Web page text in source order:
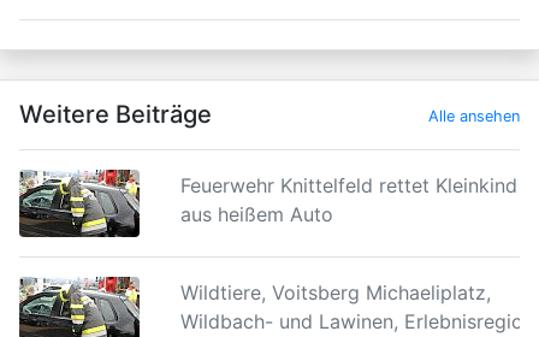
Weitere Beiträge Alle ansehen
Feuerwehr Knittelfeld rettet Kleinkind
aus heißem Auto
Wildtiere, Voitsberg Michaeliplatz,
Wildbach- und Lawinen, Erlebnisregion